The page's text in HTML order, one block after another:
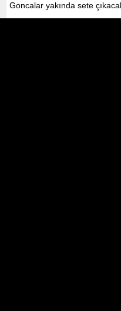
Goncalar yakında sete